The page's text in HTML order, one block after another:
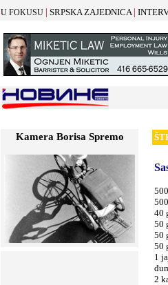
U FOKUSU | SRPSKA ZAJEDNICA |
Kamera Borisa Spremo Š
40
50
50
50
1
2